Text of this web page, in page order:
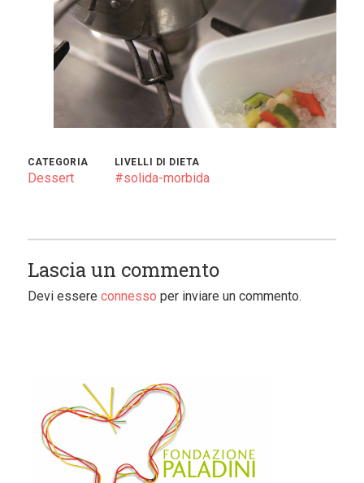
CATEGORIA
Dessert
LIVELLI DI DIETA
#solida-morbida
Lascia un commento
Devi essere connesso per inviare un commento.